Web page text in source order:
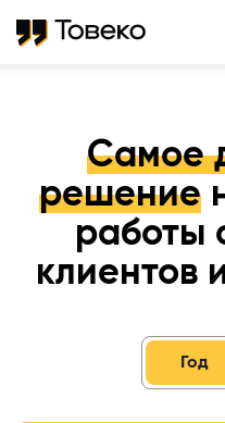
Самое
решение
работы
клиентов
Год